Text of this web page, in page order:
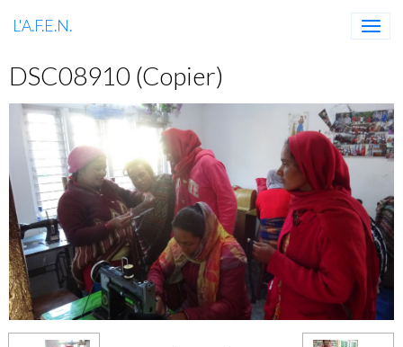
L'A.F.E.N.
DSC08910 (Copier)